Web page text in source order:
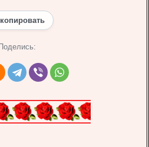
Поделись: